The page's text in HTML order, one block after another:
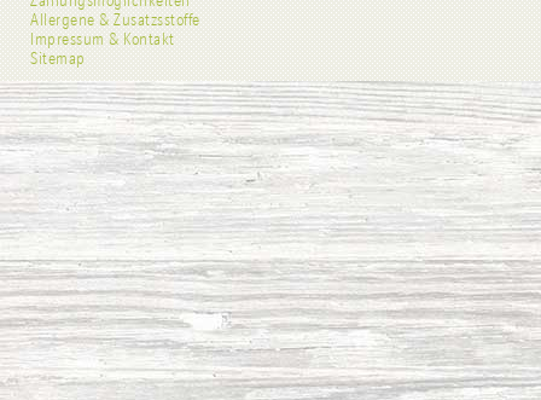
Allergene & Zusatzsstoffe
Impressum & Kontakt
Sitemap